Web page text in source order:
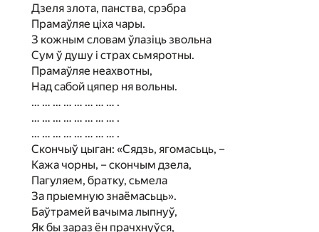
Дзеля злота, панства, срэбра
Прамаўляе ціха чары.
З кожным словам ўлазіць звольна
Сум ў душу і страх сьмяротны.
Прамаўляе неахвотны,
Над сабой цяпер ня вольны.
… … … … … … … … .
… … … … … … … … .
… … … … … … … … .
Скончыў цыган: «Сядзь, ягомасьць, –
Кажа чорны, – скончым дзела,
Пагуляем, братку, сьмела
За прыемную знаёмасьць».
Баўтрамей вачыма лыпнуў,
Як бы зараз ён прачхнуўся,